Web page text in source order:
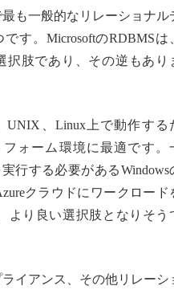
も一般的なリレーショナル
す。MicrosoftのRDBMSは
択肢であり、その逆もあり
UNIX、Linux上で動作する
ォーム環境に最適です。
行する必要があるWindows
クラウドにワークロード
より良い選択肢となりそう
イアンス、その他リレーシ